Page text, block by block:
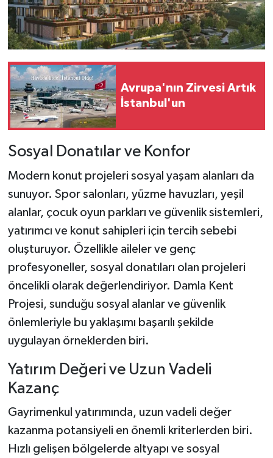
Avrupa'nın Zirvesi Artık
İstanbul'un
Sosyal Donatılar ve Konfor
Modern konut projeleri sosyal yaşam alanları da
sunuyor. Spor salonları, yüzme havuzları, yeşil
alanlar, çocuk oyun parkları ve güvenlik sistemleri,
yatırımcı ve konut sahipleri için tercih sebebi
oluşturuyor. Özellikle aileler ve genç
profesyoneller, sosyal donatıları olan projeleri
öncelikli olarak değerlendiriyor. Damla Kent
Projesi, sunduğu sosyal alanlar ve güvenlik
önlemleriyle bu yaklaşımı başarılı şekilde
uygulayan örneklerden biri.
Yatırım Değeri ve Uzun Vadeli
Kazanç
Gayrimenkul yatırımında, uzun vadeli değer
kazanma potansiyeli en önemli kriterlerden biri.
Hızlı gelişen bölgelerde altyapı ve sosyal